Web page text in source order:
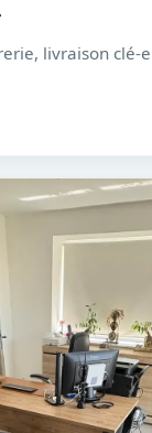
livraison clé-